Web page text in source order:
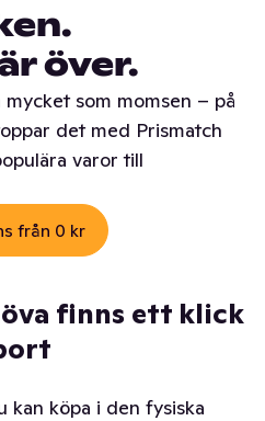
över.
som momsen – på
det med Prismatch
varor till
från 0 kr
finns ett klick
kan köpa i den fysiska